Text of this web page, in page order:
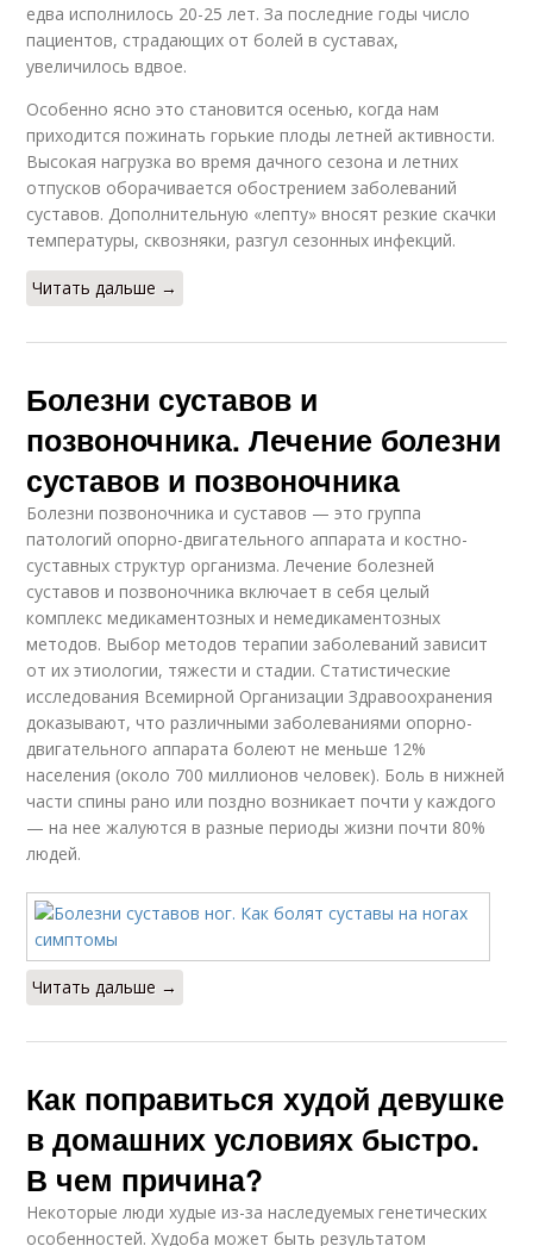
едва исполнилось 20-25 лет. За последние годы число
пациентов, страдающих от болей в суставах,
увеличилось вдвое.
Особенно ясно это становится осенью, когда нам
приходится пожинать горькие плоды летней активности.
Высокая нагрузка во время дачного сезона и летних
отпусков оборачивается обострением заболеваний
суставов. Дополнительную «лепту» вносят резкие скачки
температуры, сквозняки, разгул сезонных инфекций.
Читать дальше →
Болезни суставов и
позвоночника. Лечение болезни
суставов и позвоночника
Болезни позвоночника и суставов — это группа
патологий опорно-двигательного аппарата и костно-
суставных структур организма. Лечение болезней
суставов и позвоночника включает в себя целый
комплекс медикаментозных и немедикаментозных
методов. Выбор методов терапии заболеваний зависит
от их этиологии, тяжести и стадии. Статистические
исследования Всемирной Организации Здравоохранения
доказывают, что различными заболеваниями опорно-
двигательного аппарата болеют не меньше 12%
населения (около 700 миллионов человек). Боль в нижней
части спины рано или поздно возникает почти у каждого
— на нее жалуются в разные периоды жизни почти 80%
людей.
Читать дальше →
Как поправиться худой девушке
в домашних условиях быстро.
В чем причина?
Некоторые люди худые из-за наследуемых генетических
особенностей. Худоба может быть результатом